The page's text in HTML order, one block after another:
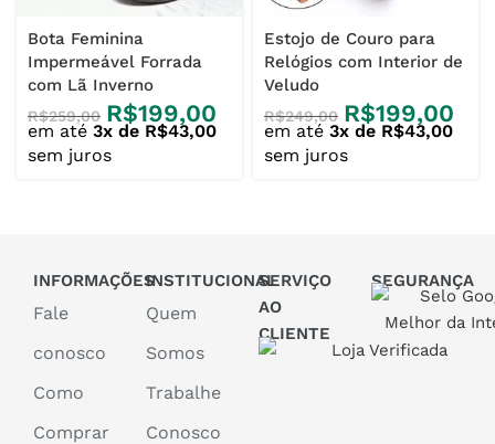
Bota Feminina
Impermeável Forrada
com Lã Inverno
R$259,00 R$199,00
em até 3x de R$43,00
sem juros
Estojo de Couro para
Relógios com Interior de
Veludo
R$249,00 R$199,00
em até 3x de R$43,00
sem juros
INFORMAÇÕES
Fale
conosco
Como
Comprar
INSTITUCIONAL
Quem
Somos
Trabalhe
Conosco
SERVIÇO
AO
CLIENTE
SEGURANÇA